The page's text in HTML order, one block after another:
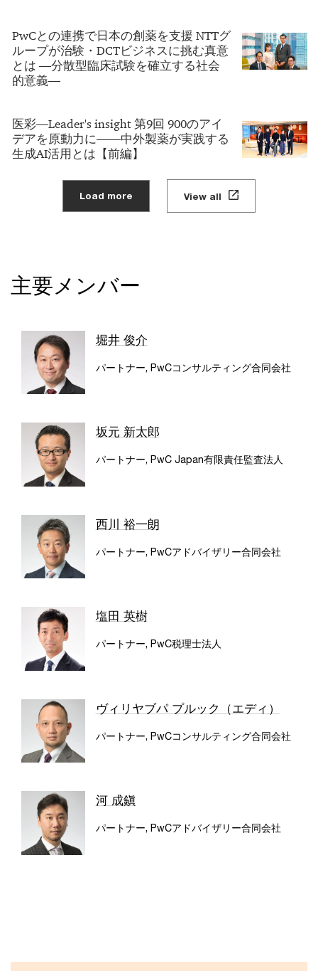
PwCとの連携で日本の創薬を支援 NTTグ
ループが治験・DCTビジネスに挑む真意
とは ―分散型臨床試験を確立する社会
的意義―
医彩―Leader's insight 第9回 900のアイ
デアを原動力に――中外製薬が実践する
生成AI活用とは【前編】
Load more View all
主要メンバー
堀井 俊介
パートナー, PwCコンサルティング合同会社
坂元 新太郎
パートナー, PwC Japan有限責任監査法人
西川 裕一朗
パートナー, PwCアドバイザリー合同会社
塩田 英樹
パートナー, PwC税理士法人
ヴィリヤブパ プルック（エディ）
パートナー, PwCコンサルティング合同会社
河 成鎭
パートナー, PwCアドバイザリー合同会社